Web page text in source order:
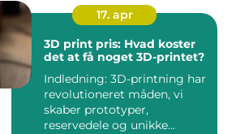
17. apr
3D print pris: Hvad koster
det at få noget 3D-printet?
Indledning: 3D-printning har
revolutioneret måden, vi
skaber prototyper,
reservedele og unikke...